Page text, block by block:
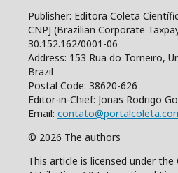
Publisher: Editora Coleta
CNPJ (Brazilian Corporate
30.152.162/0001-06
Address: 153 Rua do Torneiro,
Brazil
Postal Code: 38620-626
Editor-in-Chief: Jonas Rodrigo
Email:
© 2026 The authors
This article is licensed under